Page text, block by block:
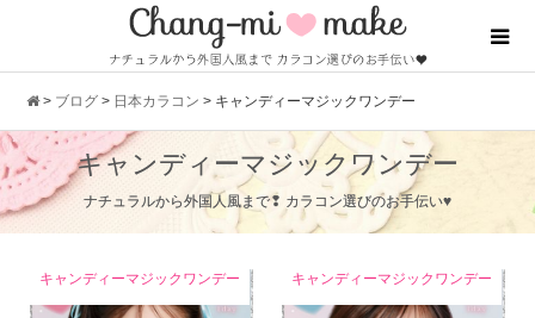
> ブログ > 日本カラコン > キャンディーマジックワンデー
キャンディーマジックワンデー
ナチュラルから外国人風まで❢ カラコン選びのお手伝い♥
キャンディーマジックワンデー キャンディーマジックワンデー